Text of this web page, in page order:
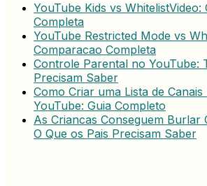
YouTube Kids vs WhitelistVideo:
Completa
YouTube Restricted Mode vs
Comparacao Completa
Controle Parental no YouTube:
Precisam Saber
Como Criar uma Lista de
YouTube: Guia Completo
As Criancas Conseguem Burlar
O Que os Pais Precisam Saber